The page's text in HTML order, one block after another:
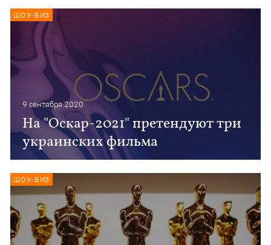
9 сентября 2020
На "Оскар-2021" претендуют три
украинских фильма
ШОУ-БИЗ
ШОУ-БИЗ